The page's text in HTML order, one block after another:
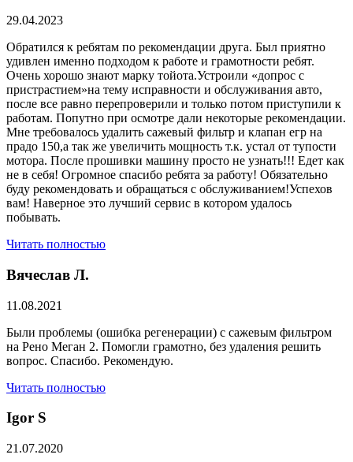
29.04.2023
Обратился к ребятам по рекомендации друга. Был приятно
удивлен именно подходом к работе и грамотности ребят.
Очень хорошо знают марку тойота.Устроили «допрос с
пристрастием»на тему исправности и обслуживания авто,
после все равно перепроверили и только потом приступили к
работам. Попутно при осмотре дали некоторые рекомендации.
Мне требовалось удалить сажевый фильтр и клапан егр на
прадо 150,а так же увеличить мощность т.к. устал от тупости
мотора. После прошивки машину просто не узнать!!! Едет как
не в себя! Огромное спасибо ребята за работу! Обязательно
буду рекомендовать и обращаться с обслуживанием!Успехов
вам! Наверное это лучший сервис в котором удалось
побывать.
Читать полностью
Вячеслав Л.
11.08.2021
Были проблемы (ошибка регенерации) с сажевым фильтром
на Рено Меган 2. Помогли грамотно, без удаления решить
вопрос. Спасибо. Рекомендую.
Читать полностью
​Igor S
21.07.2020